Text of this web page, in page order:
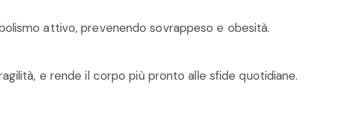
attivo, prevenendo sovrappeso e obesità.
e rende il corpo più pronto alle sfide quotidiane.